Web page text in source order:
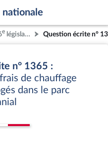
nationale
e législature Question écrite n°
n° 1365 :
de chauffage
dans le parc